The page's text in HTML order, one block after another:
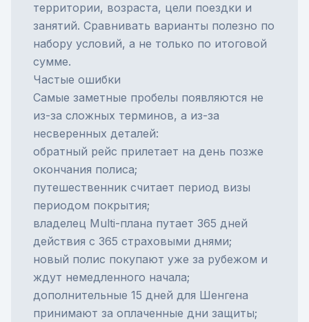
территории, возраста, цели поездки и
занятий. Сравнивать варианты полезно по
набору условий, а не только по итоговой
сумме.
Частые ошибки
Самые заметные пробелы появляются не
из-за сложных терминов, а из-за
несверенных деталей:
обратный рейс прилетает на день позже
окончания полиса;
путешественник считает период визы
периодом покрытия;
владелец Multi-плана путает 365 дней
действия с 365 страховыми днями;
новый полис покупают уже за рубежом и
ждут немедленного начала;
дополнительные 15 дней для Шенгена
принимают за оплаченные дни защиты;